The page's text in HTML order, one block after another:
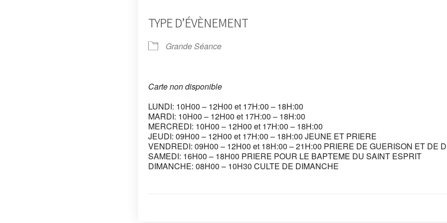
TYPE D’ÉVÈNEMENT
Grande Séance
Carte non disponible
LUNDI: 10H00 – 12H00 et 17H:00 – 18H:00
MARDI: 10H00 – 12H00 et 17H:00 – 18H:00
MERCREDI: 10H00 – 12H00 et 17H:00 – 18H:00
JEUDI: 09H00 – 12H00 et 17H:00 – 18H:00 JEUNE ET PRIERE
VENDREDI: 09H00 – 12H00 et 18H:00 – 21H:00 PRIERE DE GUERISON ET DE
SAMEDI: 16H00 – 18H00 PRIERE POUR LE BAPTEME DU SAINT ESPRIT
DIMANCHE: 08H00 – 10H30 CULTE DE DIMANCHE